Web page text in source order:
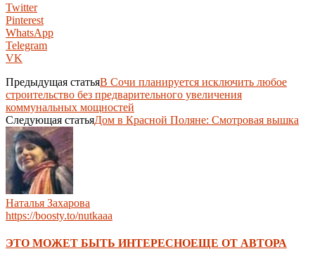
Twitter
Pinterest
WhatsApp
Telegram
VK
Предыдущая статьяВ Сочи планируется исключить любое
строительство без предварительного увеличения
коммунальных мощностей
Следующая статьяДом в Красной Поляне: Смотровая вышка
Наталья Захарова
https://boosty.to/nutkaaa
ЭТО МОЖЕТ БЫТЬ ИНТЕРЕСНОЕЩЕ ОТ АВТОРА